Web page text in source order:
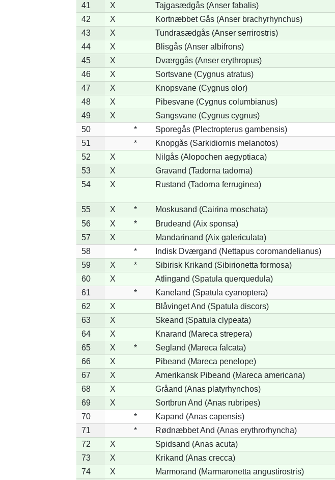
41 X Tajgasædgås (Anser fabalis)
42
X Kortnæbbet Gås (Anser brachyrhynchus)
43
X Tundrasædgås (Anser serrirostris)
44
X Blisgås (Anser albifrons)
45
X Dværggås (Anser erythropus)
46
X Sortsvane (Cygnus atratus)
47
X Knopsvane (Cygnus olor)
48
X Pibesvane (Cygnus columbianus)
49
X Sangsvane (Cygnus cygnus)
50
*
Sporegås (Plectropterus gambensis)
51
*
Knopgås (Sarkidiornis melanotos)
52
X Nilgås (Alopochen aegyptiaca)
53
X Gravand (Tadorna tadorna)
54
X Rustand (Tadorna ferruginea)
55 X * Moskusand (Cairina moschata)
56
X * Brudeand (Aix sponsa)
57
X Mandarinand (Aix galericulata)
58
*
Indisk Dværgand (Nettapus coromandelianus)
59
X * Sibirisk Krikand (Sibirionetta formosa)
60
X Atlingand (Spatula querquedula)
61
*
Kaneland (Spatula cyanoptera)
62
X Blåvinget And (Spatula discors)
63
X Skeand (Spatula clypeata)
64
X Knarand (Mareca strepera)
65
X * Segland (Mareca falcata)
66
X Pibeand (Mareca penelope)
67
X Amerikansk Pibeand (Mareca americana)
68
X Gråand (Anas platyrhynchos)
69
X Sortbrun And (Anas rubripes)
70
*
Kapand (Anas capensis)
71
*
Rødnæbbet And (Anas erythrorhyncha)
72
X Spidsand (Anas acuta)
73
X Krikand (Anas crecca)
74
X Marmorand (Marmaronetta angustirostris)